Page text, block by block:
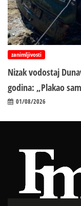
zanimljivosti
Nizak vodostaj
godina: „Plakao
01/08/2026